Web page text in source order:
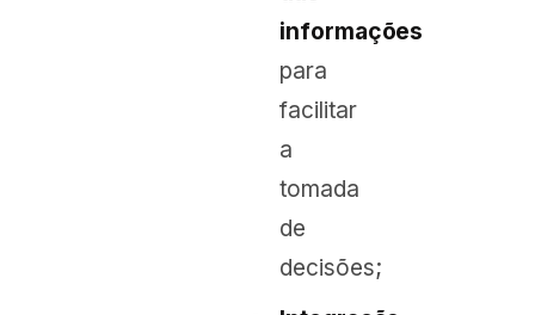
informações
para
facilitar
a
tomada
de
decisões;